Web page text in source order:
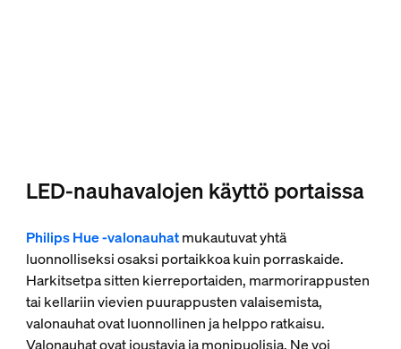
LED-nauhavalojen käyttö portaissa
Philips Hue -valonauhatmukautuvat yhtä
luonnolliseksi osaksi portaikkoa kuin porraskaide.
Harkitsetpa sitten kierreportaiden, marmorirappusten
tai kellariin vievien puurappusten valaisemista,
valonauhat ovat luonnollinen ja helppo ratkaisu.
Valonauhat ovat joustavia ja monipuolisia. Ne voi